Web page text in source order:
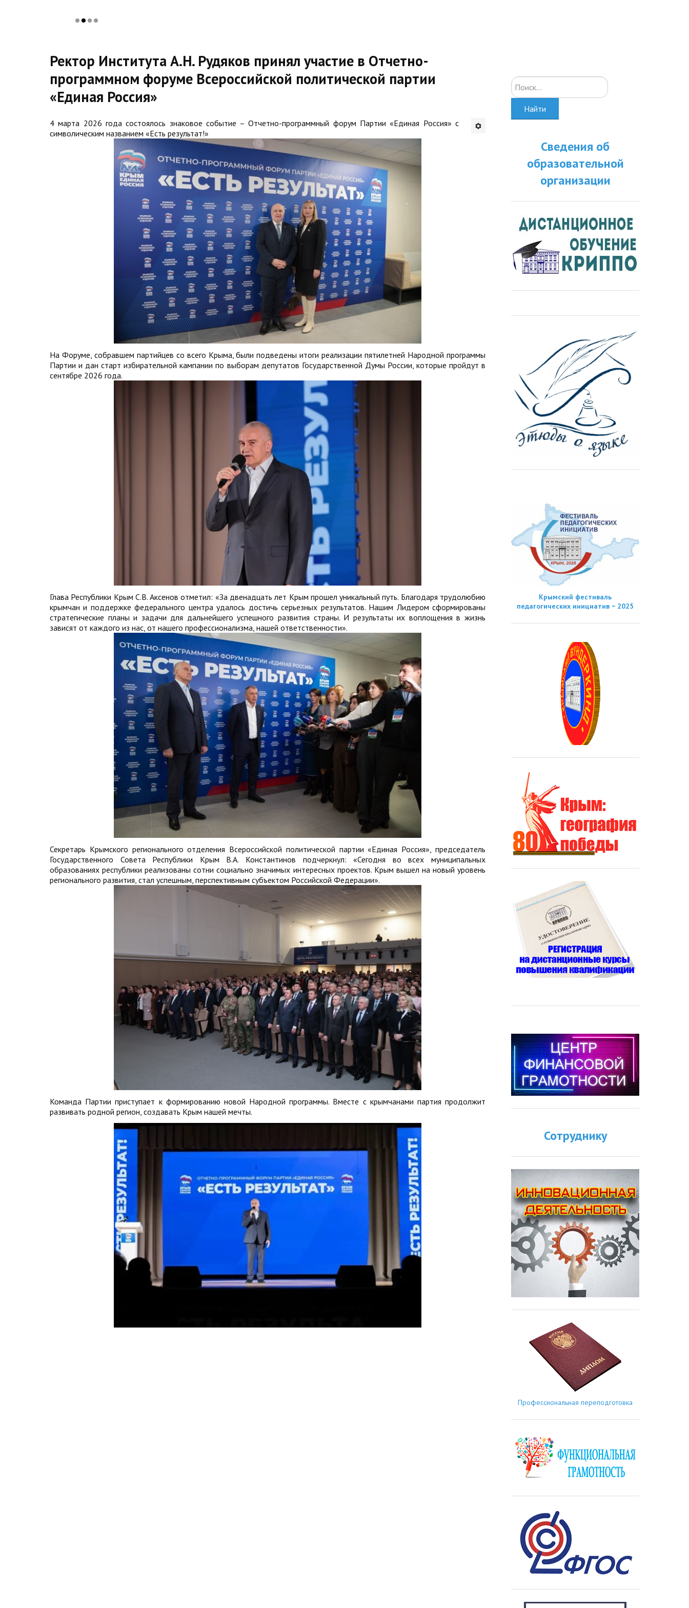
Ректор Института А.Н. Рудяков принял участие в Отчетно-
программном форуме Всероссийской политической партии
«Единая Россия»
4 марта 2026 года состоялось знаковое событие – Отчетно-программный форум Партии «Единая Россия» с
символическим названием «Есть результат!»
На Форуме, собравшем партийцев со всего Крыма, были подведены итоги реализации пятилетней Народной программы
Партии и дан старт избирательной кампании по выборам депутатов Государственной Думы России, которые пройдут в
сентябре 2026 года.
Глава Республики Крым С.В. Аксенов отметил: «За двенадцать лет Крым прошел уникальный путь. Благодаря трудолюбию
крымчан и поддержке федерального центра удалось достичь серьезных результатов. Нашим Лидером сформированы
стратегические планы и задачи для дальнейшего успешного развития страны. И результаты их воплощения в жизнь
зависят от каждого из нас, от нашего профессионализма, нашей ответственности».
Секретарь Крымского регионального отделения Всероссийской политической партии «Единая Россия», председатель
Государственного Совета Республики Крым В.А. Константинов подчеркнул: «Сегодня во всех муниципальных
образованиях республики реализованы сотни социально значимых интересных проектов. Крым вышел на новый уровень
регионального развития, стал успешным, перспективным субъектом Российской Федерации».
Команда Партии приступает к формированию новой Народной программы. Вместе с крымчанами партия продолжит
развивать родной регион, создавать Крым нашей мечты.
Искать...
Найти
Сведения об
образовательной
организации
Крымский фестиваль
педагогических инициатив − 2025
Сотруднику
Профессиональная переподготовка